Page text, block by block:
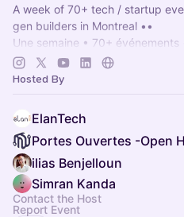
A week of 70+ tech / startup
gen builders in Montreal ••
Une semaine • 70+
entrepreneurs bâtisseurs à
OHMTL.com
Hosted By
ElanTech
ilias Benjelloun
Simran Kanda
Contact the Host
Report Event